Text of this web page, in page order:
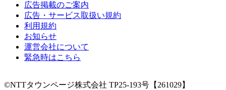
広告掲載のご案内
広告・サービス取扱い規約
利用規約
お知らせ
運営会社について
緊急時はこちら
©NTTタウンページ株式会社 TP25-193号【261029】